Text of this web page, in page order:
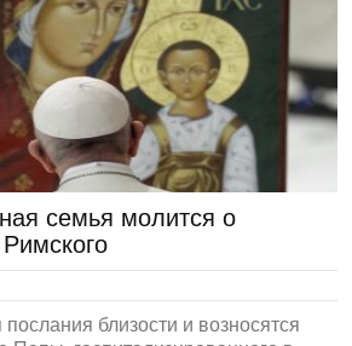
семья молится о
близости и возносятся